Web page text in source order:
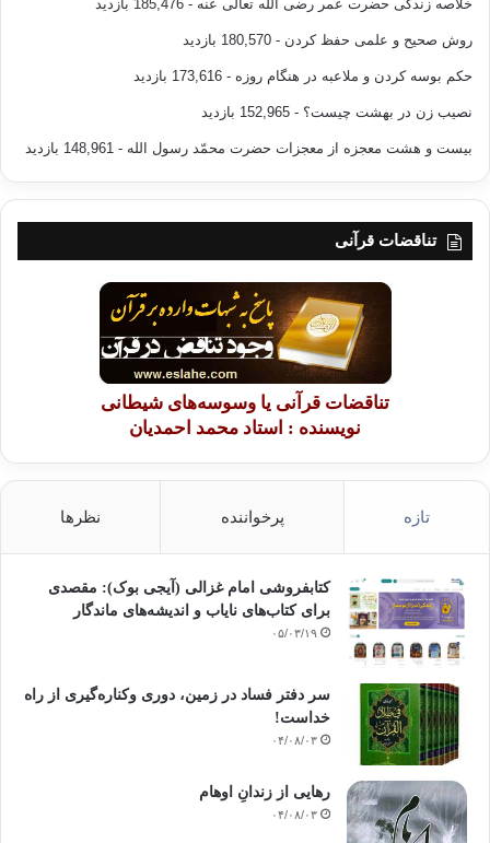
خلاصه زندگی حضرت عمر رضی الله تعالی عنه - 185,476 بازدید
روش صحیح و علمی حفظ کردن - 180,570 بازدید
حکم بوسه کردن و ملاعبه در هنگام روزه - 173,616 بازدید
نصیب زن در بهشت چیست؟ - 152,965 بازدید
بیست و هشت معجزه از معجزات حضرت محمّد رسول الله - 148,961 بازدید
تناقضات قرآنی
تناقضات قرآنی یا وسوسه‌های شیطانی
نویسنده : استاد محمد احمدیان
تازه پرخواننده نظرها
کتابفروشی امام غزالی (آیجی بوک): مقصدی
برای کتاب‌های نایاب و اندیشه‌های ماندگار
۰۵/۰۳/۱۹
سر دفتر فساد در زمین‌، دوری وکناره‌گیری از راه
خداست‌!
۰۴/۰۸/۰۳
رهایی از زندانِ اوهام
۰۴/۰۸/۰۳